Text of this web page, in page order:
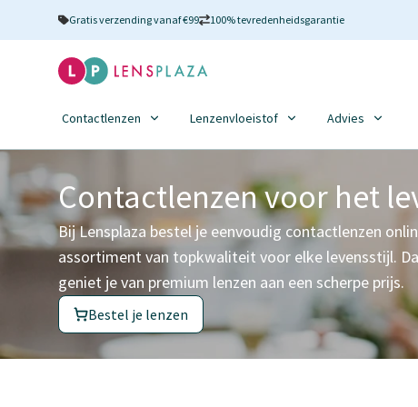
Gratis verzending vanaf €99 100% tevredenheidsgarantie
Contactlenzen Lenzenvloeistof Advies
Contactlenzen voor het
Bij Lensplaza bestel je eenvoudig contactlenzen
assortiment van topkwaliteit voor elke levensstijl.
geniet je van premium lenzen aan een scherpe prijs.
Bestel je lenzen